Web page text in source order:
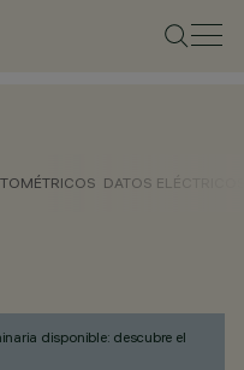
DATOS
disponible: descubre el